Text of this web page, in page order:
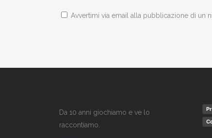
Avvertimi via email alla pubblicazione di un
Da 10 anni giochiamo e ve lo
raccontiamo.